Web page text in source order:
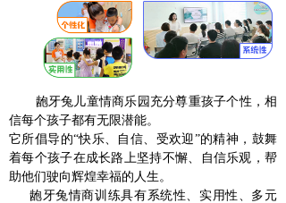
龅牙兔儿童情商乐园充分尊重孩子个性，相
信每个孩子都有无限潜能。
它所倡导的“快乐、自信、受欢迎”的精神，鼓舞
着每个孩子在成长路上坚持不懈、自信乐观，帮
助他们驶向辉煌幸福的人生。
龅牙兔情商训练具有系统性、实用性、多元